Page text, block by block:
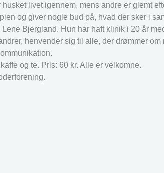
livet igennem, mens andre er glemt
og giver nogle bud på, hvad der sker i
Bjergland. Hun har haft klinik i 20 år
henvender sig til alle, der drømmer
og te. Pris: 60 kr. Alle er velkomne.